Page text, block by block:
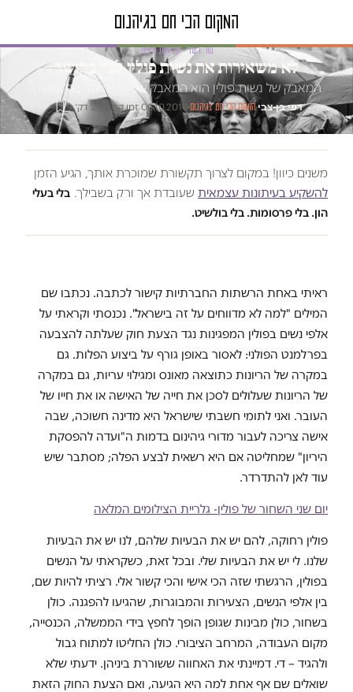
טור דעה · אלימות מינית
לא משאירות את נשות פולין לבד בחושך
המאבק של נשות פולין הוא המאבק של כל אישה, בכל מקום
דפי בן-צבי·המקום הכי חם בגיהנום·
06.10.2016
·זמן קריאה 2 דק׳
משנים כיוון! במקום לצרוך תקשורת שמוכרת אותך, הגיע הזמן
להשקיע בעיתונות עצמאית שעובדת אך ורק בשבילך. בלי בעלי
הון. בלי פרסומות. בלי בולשיט.
ראיתי באחת הרשתות החברתיות קישור לכתבה. נכתבו שם
המילים "למה לא מדווחים על זה בישראל". נכנסתי וקראתי על
אלפי נשים בפולין המפגינות נגד הצעת חוק שעלתה להצבעה
בפרלמנט הפולני: לאסור באופן גורף על ביצוע הפלות. גם
במקרה של הריונות כתוצאה מאונס ומגילוי עריות, גם במקרה
של הריונות שעלולים לסכן את חייה של האישה או את חייו של
העובר. ואני לתומי חשבתי שישראל היא מדינה חשוכה, שבה
אישה צריכה לעבור מדורי גיהינום בדמות ה"ועדה להפסקת
היריון" שמחליטה אם היא רשאית לבצע הפלה; מסתבר שיש
עוד לאן להתדרדר.
יום שני השחור של פולין- גלריית הצילומים המלאה
פולין רחוקה, להם יש את הבעיות שלהם, לנו יש את הבעיות
שלנו. לי יש את הבעיות שלי. ובכל זאת, כשקראתי על הנשים
בפולין, הרגשתי שזה הכי אישי והכי קשור אלי. רציתי להיות שם,
בין אלפי הנשים, הצעירות והמבוגרות, שהגיעו להפגנה. כולן
בשחור, כולן מבינות שגופן הופך לחפץ בידי הממשלה, הכנסייה,
מקום העבודה, המרחב הציבורי. כולן החליטו למתוח גבול
ולהגיד – די. דמיינתי את האחווה ששוררת ביניהן. ידעתי שלא
שואלים שם אף אחת למה היא הגיעה, ואם הצעת החוק הזאת